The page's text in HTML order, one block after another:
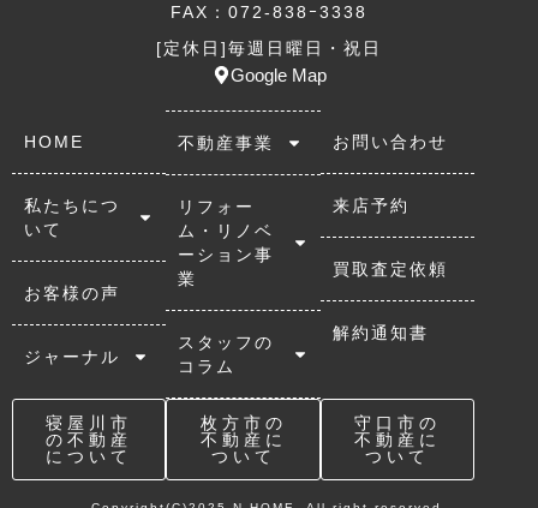
FAX：072-838ｰ3338
[定休日]毎週日曜日・祝日
Google Map
HOME
私たちにつ
いて
お客様の声
ジャーナル
不動産事業
リフォー
ム・リノベ
ーション事
業
スタッフの
コラム
お問い合わせ
来店予約
買取査定依頼
解約通知書
寝屋川市
の不動産
について
枚方市の
不動産に
ついて
守口市の
不動産に
ついて